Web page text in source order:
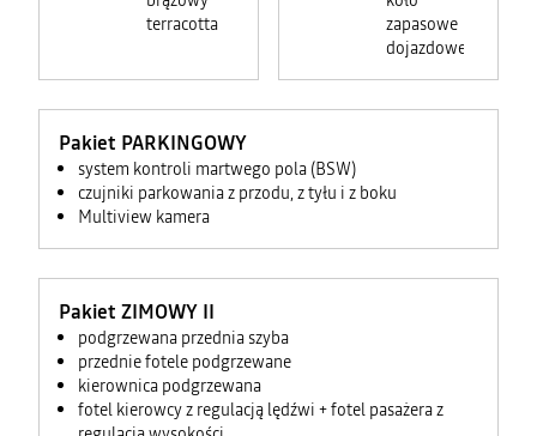
terracotta
Pakiet PARKINGOWY
system kontroli martwego pola (BSW)
czujniki parkowania z przodu, z tyłu i z boku
Multiview kamera
Pakiet ZIMOWY II
podgrzewana przednia szyba
przednie fotele podgrzewane
kierownica podgrzewana
fotel kierowcy z regulacją lędźwi + fotel pasażera z
zapasowe
dojazdowe